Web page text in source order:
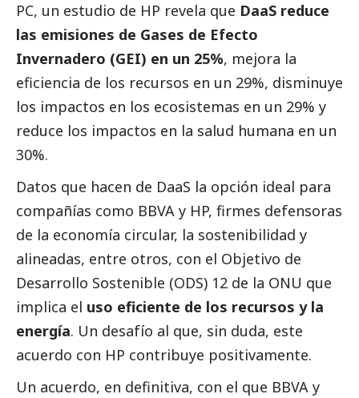
PC, un estudio de HP revela que DaaS reduce
las emisiones de Gases de Efecto
Invernadero (GEI) en un 25%, mejora la
eficiencia de los recursos en un 29%, disminuye
los impactos en los ecosistemas en un 29% y
reduce los impactos en la salud humana en un
30%.
Datos que hacen de DaaS la opción ideal para
compañías como BBVA y HP, firmes defensoras
de la economía circular, la sostenibilidad y
alineadas, entre otros, con el Objetivo de
Desarrollo Sostenible (ODS) 12 de la ONU que
implica el uso eficiente de los recursos y la
energía. Un desafío al que, sin duda, este
acuerdo con HP contribuye positivamente.
Un acuerdo, en definitiva, con el que BBVA y